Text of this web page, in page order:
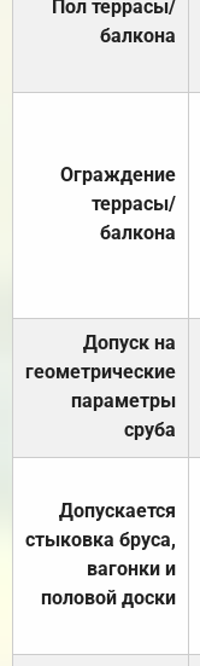
Пол террасы/
балкона
Ограждение
террасы/
балкона
Допуск на
геометрические
параметры
сруба
Допускается
стыковка бруса,
вагонки и
половой доски